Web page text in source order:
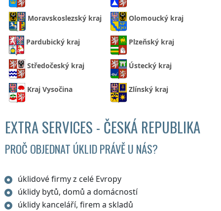
Moravskoslezský kraj Olomoucký kraj
Pardubický kraj Plzeňský kraj
Středočeský kraj Ústecký kraj
Kraj Vysočina Zlínský kraj
EXTRA SERVICES - ČESKÁ REPUBLIKA
PROČ OBJEDNAT ÚKLID PRÁVĚ U NÁS?
úklidové firmy z celé Evropy
úklidy bytů, domů a domácností
úklidy kanceláří, firem a skladů